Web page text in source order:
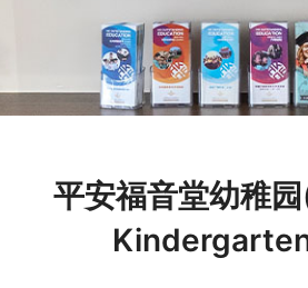
平安福音堂幼稚
Kindergarten